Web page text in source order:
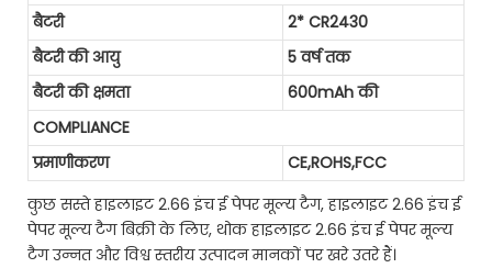
बैटरी
2* CR2430
बैटरी की आयु
5 वर्ष तक
बैटरी की क्षमता
600mAh की
COMPLIANCE
प्रमाणीकरण
CE,ROHS,FCC
कुछ सस्ते हाइलाइट 2.66 इंच ई पेपर मूल्य टैग, हाइलाइट 2.66 इंच ई
पेपर मूल्य टैग बिक्री के लिए, थोक हाइलाइट 2.66 इंच ई पेपर मूल्य
टैग उन्नत और विश्व स्तरीय उत्पादन मानकों पर खरे उतरे हैं।